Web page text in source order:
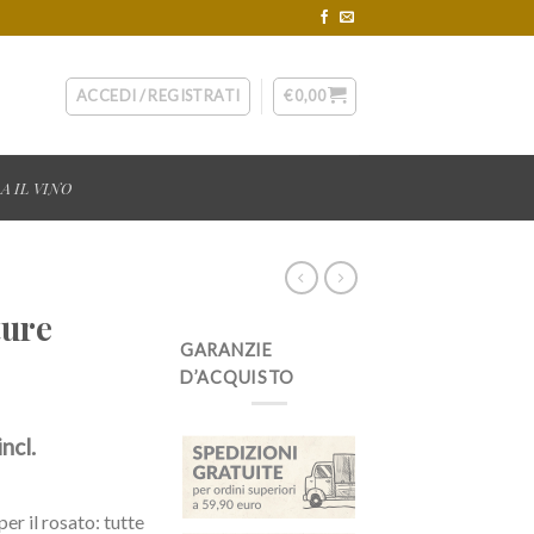
ACCEDI / REGISTRATI €0,00
IL VINO
il rosato: tutte
GARANZIE
D’ACQUISTO